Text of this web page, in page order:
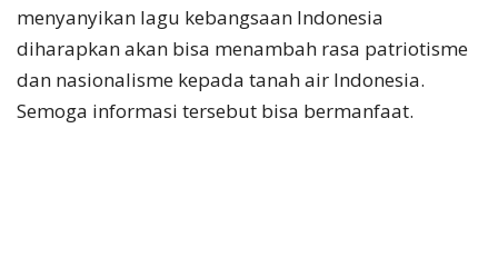
menyanyikan lagu kebangsaan Indonesia
diharapkan akan bisa menambah rasa patriotisme
dan nasionalisme kepada tanah air Indonesia.
Semoga informasi tersebut bisa bermanfaat.